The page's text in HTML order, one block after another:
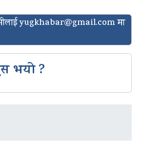
yugkhabar@gmail.comमा
भयो ?